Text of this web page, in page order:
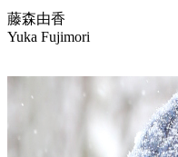
藤森由香
Yuka Fujimori